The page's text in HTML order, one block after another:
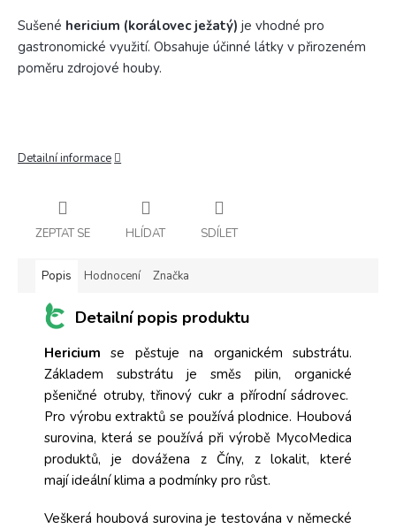
Sušené hericium (korálovec ježatý) je vhodné pro
gastronomické využití. Obsahuje účinné látky v přirozeném
poměru zdrojové houby.
Detailní informace
ZEPTAT SE HLÍDAT SDÍLET
Popis Hodnocení Značka
Detailní popis produktu
Hericiumse pěstuje na organickém substrátu.
Základem substrátu je směs pilin, organické
pšeničné otruby, třinový cukr a přírodní sádrovec.
Pro výrobu extraktů se používá plodnice. Houbová
surovina, která se používá při výrobě MycoMedica
produktů, je dovážena z Číny, z lokalit, které
mají ideální klima a podmínky pro růst.
Veškerá houbová surovina je testována v německé